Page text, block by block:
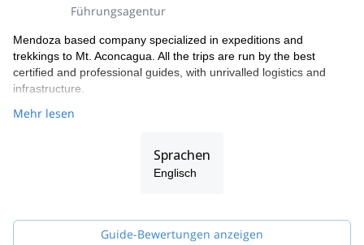
Führungsagentur
Mendoza based company specialized in expeditions and
trekkings to Mt. Aconcagua. All the trips are run by the best
certified and professional guides, with unrivalled logistics and
infrastructure.
Mehr lesen
Sprachen
Englisch
Guide-Bewertungen anzeigen